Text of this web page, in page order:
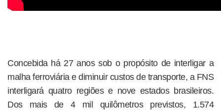
Concebida há 27 anos sob o propósito de interligar a
malha ferroviária e diminuir custos de transporte, a FNS
interligará quatro regiões e nove estados brasileiros.
Dos mais de 4 mil quilômetros previstos, 1.574